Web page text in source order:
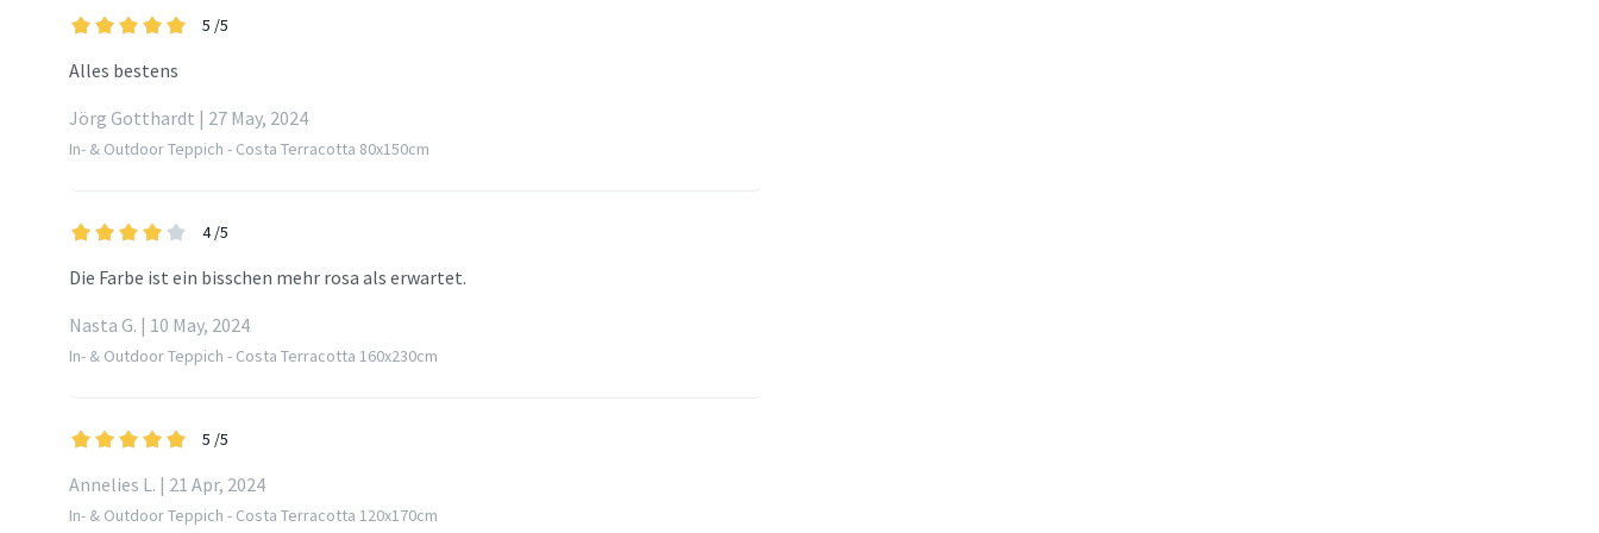
5 /5
Alles bestens
Jörg Gotthardt | 27 May, 2024
In- & Outdoor Teppich - Costa Terracotta 80x150cm
4 /5
Die Farbe ist ein bisschen mehr rosa als erwartet.
Nasta G. | 10 May, 2024
In- & Outdoor Teppich - Costa Terracotta 160x230cm
5 /5
Annelies L. | 21 Apr, 2024
In- & Outdoor Teppich - Costa Terracotta 120x170cm